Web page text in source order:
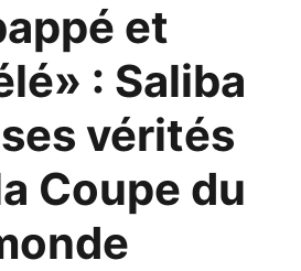
et
: Saliba
vérités
Coupe du